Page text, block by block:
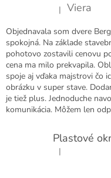
Hodnotenie
| Viera
Objednavala som dvere
spokojná. Na základe
pohotovo zostavili cenovu
cena ma milo prekvapila.
spoje aj vďaka majstrovi čo
obrázku v super stave.
je tiež plus. Jednoduche
komunikácia. Môžem len
Plastové
Hodnotenie
|